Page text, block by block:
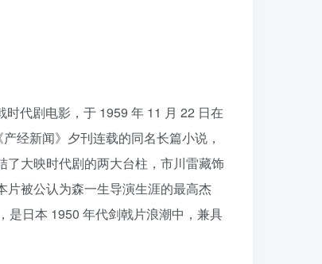
代剧电影，于 1959 年 11 月 22 日在
经新闻》夕刊连载的同名长篇小说，
大映时代剧的两大台柱，市川雷藏饰
片被公认为森一生导演生涯的最高杰
是日本 1950 年代剑戟片浪潮中，兼具